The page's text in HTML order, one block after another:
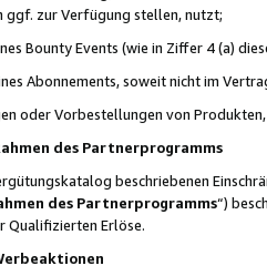
ggf. zur Verfügung stellen, nutzt;
Bounty Events (wie in Ziffer 4 (a)
Abonnements, soweit nicht im
oder Vorbestellungen von
des Partnerprogramms
beschriebenen
des Partnerprogramms“)
Qualifizierten Erlöse.